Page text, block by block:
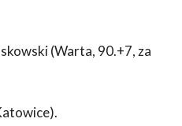
(Warta, 90.+7, za